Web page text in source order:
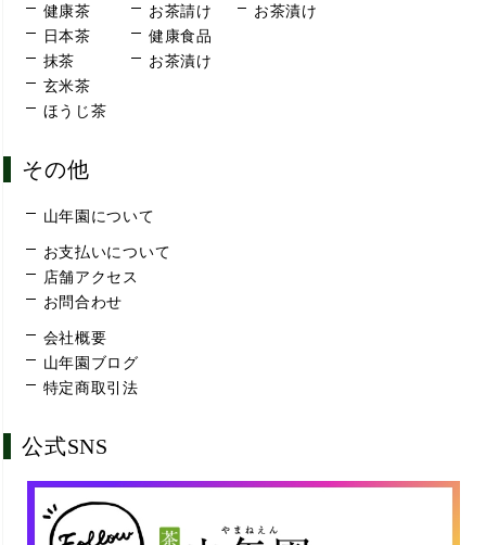
健康茶
日本茶
抹茶
玄米茶
ほうじ茶
お茶請け
健康食品
お茶漬け
お茶漬け
その他
山年園について
お支払いについて
店舗アクセス
お問合わせ
会社概要
山年園ブログ
特定商取引法
公式SNS